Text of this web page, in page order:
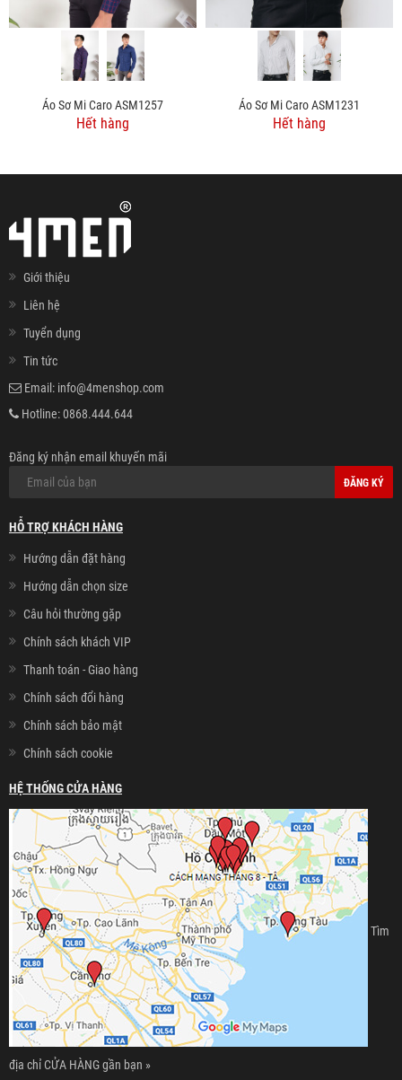
Áo Sơ Mi Caro ASM1257
Hết hàng
Áo Sơ Mi Caro ASM1231
Hết hàng
Giới thiệu
Liên hệ
Tuyển dụng
Tin tức
Email: info@4menshop.com
Hotline:0868.444.644
Đăng ký nhận email khuyến mãi
ĐĂNG KÝ
HỖ TRỢ KHÁCH HÀNG
Hướng dẫn đặt hàng
Hướng dẫn chọn size
Câu hỏi thường gặp
Chính sách khách VIP
Thanh toán - Giao hàng
Chính sách đổi hàng
Chính sách bảo mật
Chính sách cookie
HỆ THỐNG CỬA HÀNG
Tìm
địa chỉ CỬA HÀNG gần bạn »